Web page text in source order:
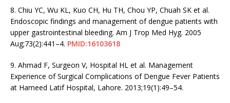
8. Chiu YC, Wu KL, Kuo CH, Hu TH, Chou YP, Chuah SK et al.
Endoscopic findings and management of dengue patients with
upper gastrointestinal bleeding. Am J Trop Med Hyg. 2005
Aug;73(2):441–4. PMID:16103618
9. Ahmad F, Surgeon V, Hospital HL et al. Management
Experience of Surgical Complications of Dengue Fever Patients
at Hameed Latif Hospital, Lahore. 2013;19(1):49–54.